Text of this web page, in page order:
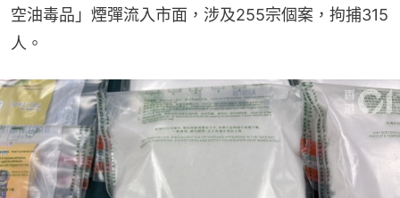
空油毒品」煙彈流入市面，涉及255宗個案，拘捕315
人。